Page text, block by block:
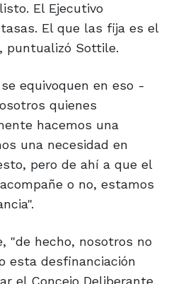
El Ejecutivo
El que las fija es el
puntualizó Sottile.
equivoquen en eso -
quienes
hacemos una
una necesidad en
pero de ahí a que el
o no, estamos
"de hecho, nosotros no
esta desfinanciación